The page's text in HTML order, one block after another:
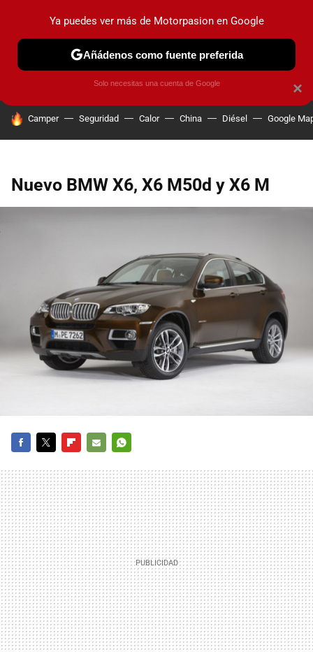
PRUEBAS COCHES ELÉCTRICOS OBSERVATORIO
HOY SE HABLA DE
Camper Seguridad Calor China Diésel Google
Nuevo BMW X6, X6 M50d y X6 M
MAIL
×
Ya puedes ver más de Motorpasion en Google
Añádenos como fuente preferida
Solo necesitas una cuenta de Google